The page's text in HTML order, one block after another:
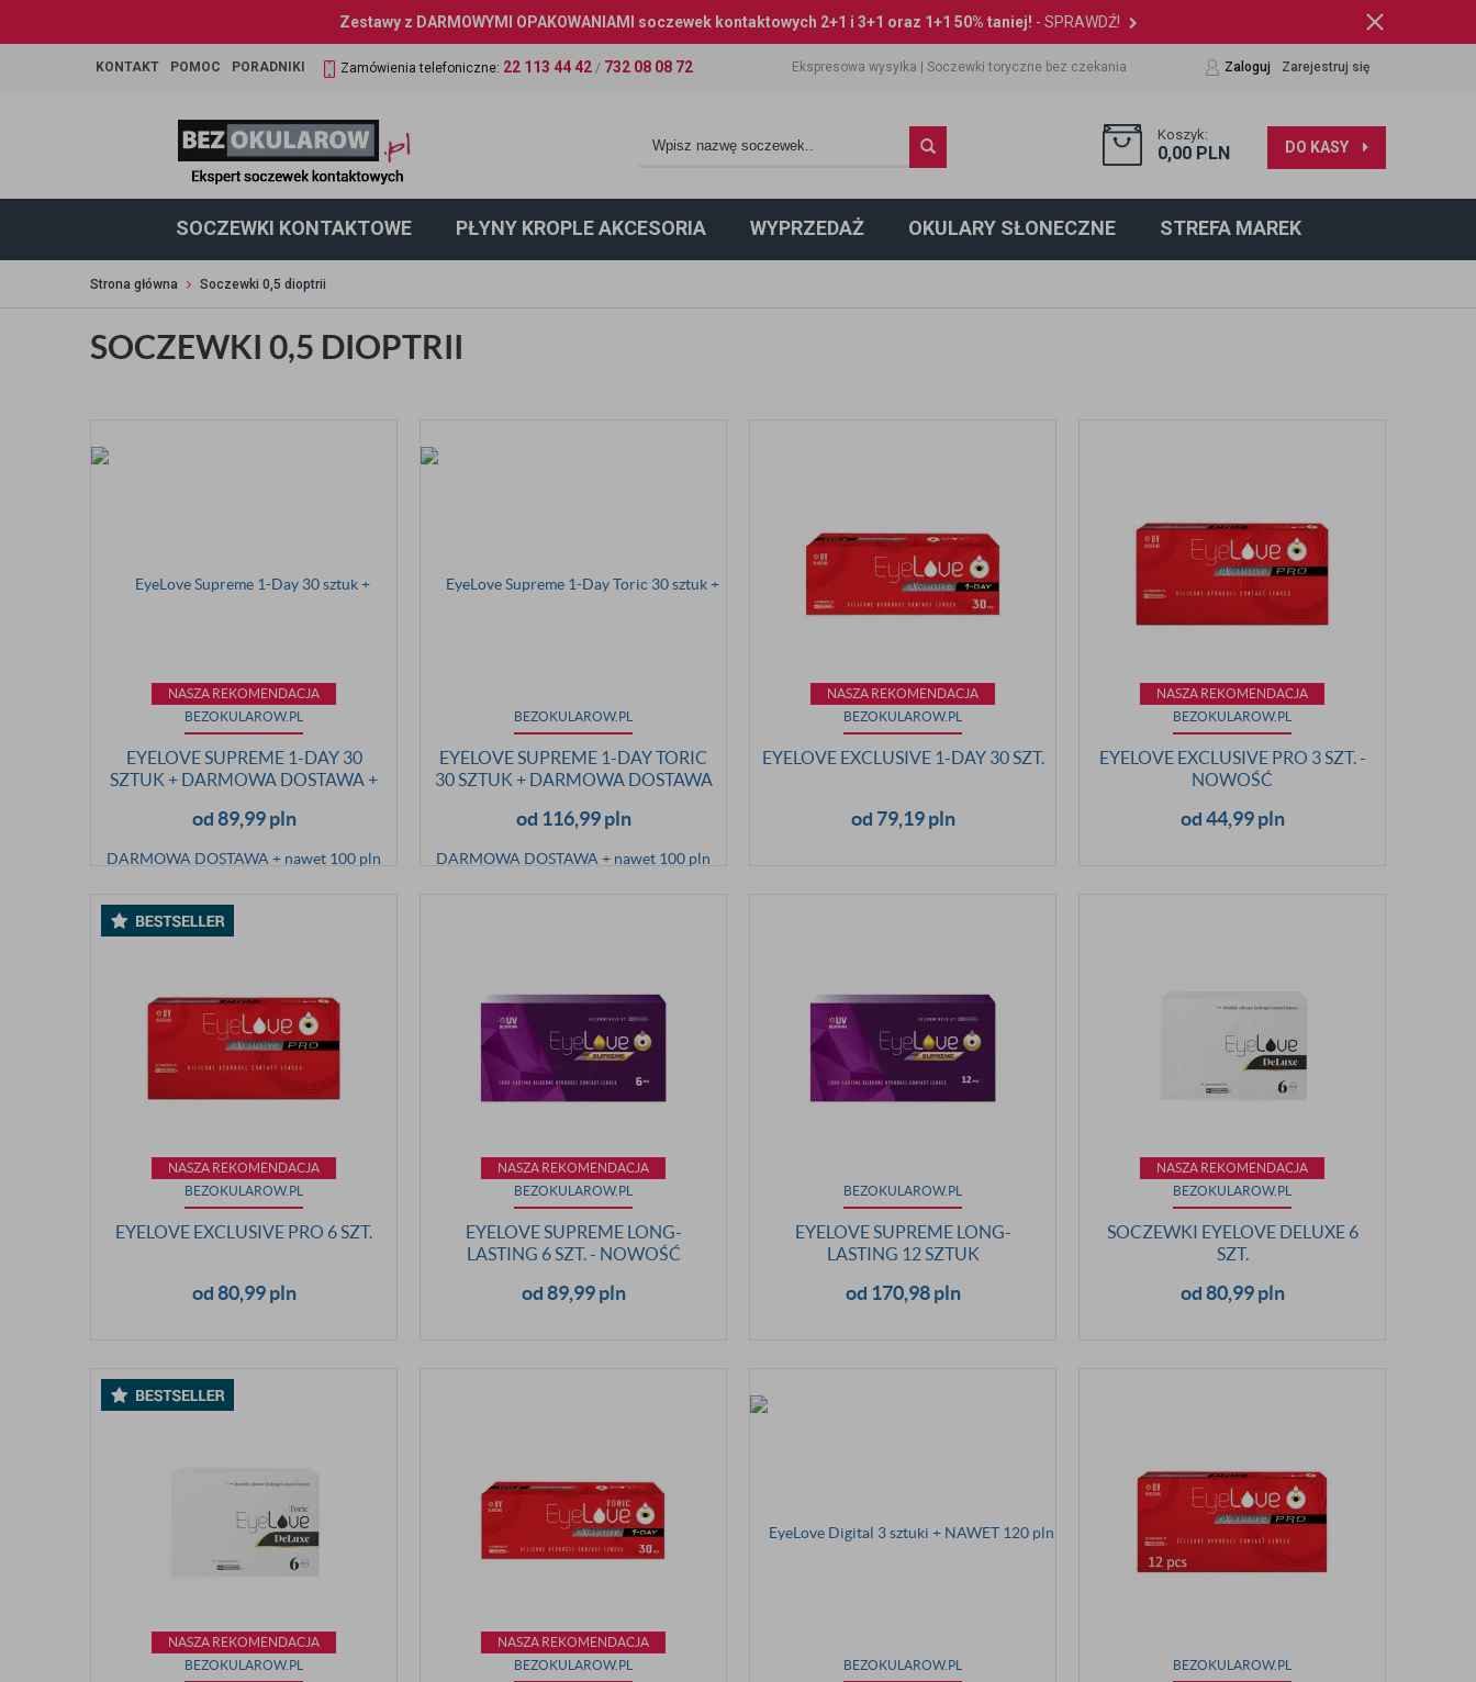
Zestawy z DARMOWYMI OPAKOWANIAMI soczewek kontaktowych 2+1 i 3+1 oraz 1+1 50% taniej! - SPRAWDŹ!
KONTAKT POMOC PORADNIKI Zamówienia telefoniczne: 22 113 44 42 / 732 08 08 72 Ekspresowa wysyłka |Soczewki toryczne bez czekania Zaloguj Zarejestruj się
Koszyk:
0,00 PLN DO KASY
SOCZEWKI KONTAKTOWE PŁYNY KROPLE AKCESORIA WYPRZEDAŻ OKULARY SŁONECZNE STREFA MAREK
Strona główna Soczewki 0,5 dioptrii
SOCZEWKI 0,5 DIOPTRII
NASZA REKOMENDACJA
BEZOKULAROW.PL
EYELOVE SUPREME 1-DAY 30
SZTUK + DARMOWA DOSTAWA +
od 89,99 pln
BEZOKULAROW.PL
EYELOVE SUPREME 1-DAY TORIC
30 SZTUK + DARMOWA DOSTAWA
od 116,99 pln
NASZA REKOMENDACJA
BEZOKULAROW.PL
EYELOVE EXCLUSIVE 1-DAY 30 SZT.
od 79,19 pln
NASZA REKOMENDACJA
BEZOKULAROW.PL
EYELOVE EXCLUSIVE PRO 3 SZT. -
NOWOŚĆ
od 44,99 pln
NASZA REKOMENDACJA
BEZOKULAROW.PL
EYELOVE EXCLUSIVE PRO 6 SZT.
od 80,99 pln
NASZA REKOMENDACJA
BEZOKULAROW.PL
EYELOVE SUPREME LONG-
LASTING 6 SZT. - NOWOŚĆ
od 89,99 pln
BEZOKULAROW.PL
EYELOVE SUPREME LONG-
LASTING 12 SZTUK
od 170,98 pln
NASZA REKOMENDACJA
BEZOKULAROW.PL
SOCZEWKI EYELOVE DELUXE 6
SZT.
od 80,99 pln
NASZA REKOMENDACJA
BEZOKULAROW.PL
NASZA REKOMENDACJA
BEZOKULAROW.PL
BEZOKULAROW.PL BEZOKULAROW.PL